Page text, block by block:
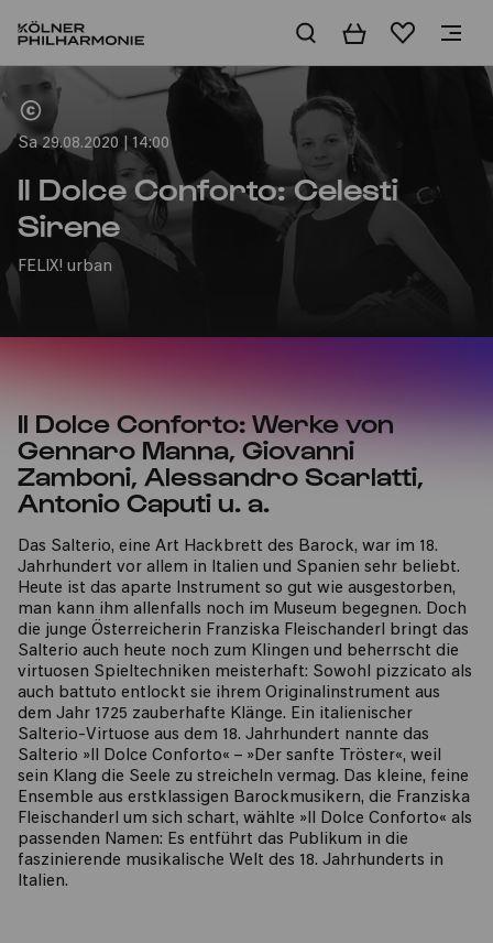
WarenkorbMerkliste
Sa 29.08.2020 | 14:00
Il Dolce Conforto: Celesti
Sirene
FELIX! urban
Il Dolce Conforto: Werke von
Gennaro Manna, Giovanni
Zamboni, Alessandro Scarlatti,
Antonio Caputi u. a.
Das Salterio, eine Art Hackbrett des Barock, war im 18.
Jahrhundert vor allem in Italien und Spanien sehr beliebt.
Heute ist das aparte Instrument so gut wie ausgestorben,
man kann ihm allenfalls noch im Museum begegnen. Doch
die junge Österreicherin Franziska Fleischanderl bringt das
Salterio auch heute noch zum Klingen und beherrscht die
virtuosen Spieltechniken meisterhaft: Sowohl pizzicato als
auch battuto entlockt sie ihrem Originalinstrument aus
dem Jahr 1725 zauberhafte Klänge. Ein italienischer
Salterio-Virtuose aus dem 18. Jahrhundert nannte das
Salterio »Il Dolce Conforto« – »Der sanfte Tröster«, weil
sein Klang die Seele zu streicheln vermag. Das kleine, feine
Ensemble aus erstklassigen Barockmusikern, die Franziska
Fleischanderl um sich schart, wählte »Il Dolce Conforto« als
passenden Namen: Es entführt das Publikum in die
faszinierende musikalische Welt des 18. Jahrhunderts in
Italien.